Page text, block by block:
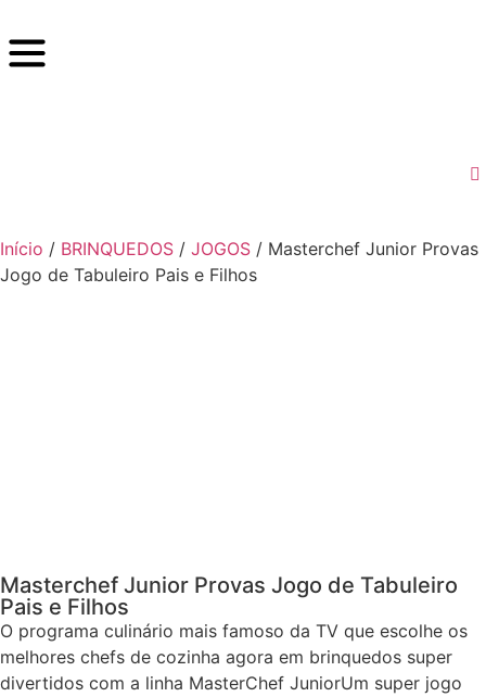
Início / BRINQUEDOS / JOGOS / Masterchef Junior Provas
Jogo de Tabuleiro Pais e Filhos
Masterchef Junior Provas Jogo de Tabuleiro
Pais e Filhos
O programa culinário mais famoso da TV que escolhe os
melhores chefs de cozinha agora em brinquedos super
divertidos com a linha MasterChef JuniorUm super jogo